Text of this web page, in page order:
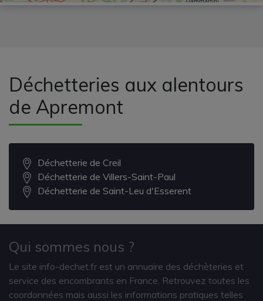
Déchetteries aux alentours
de Apremont
Déchetterie de Creil
Déchetterie de Villers-Saint-Paul
Déchetterie de Saint-Leu d'Esserent
Qui sommes nous ?
Le site info-dechet.fr est un annuaire des déchèteries et
service des encombrants en France. Retrouvez toutes les
coordonnées mais aussi les informations pratiques telles